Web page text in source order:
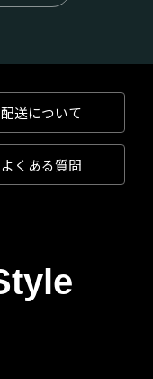
配送について
よくある質問